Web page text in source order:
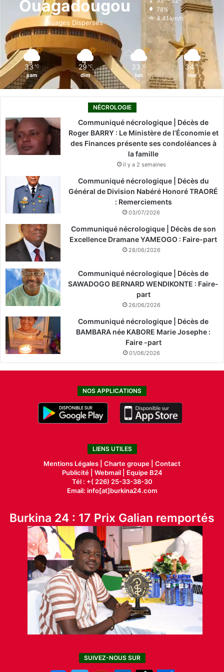
o
k
i
n
r
Ouagadougou
Nuages Dispersés
78%
4.41 km/h
33 ℃
sam
29 ℃
dim
33 ℃
lun
34 ℃
mar
NÉCROLOGIE
Communiqué nécrologique | Décès de
Roger BARRY : Le Ministère de l’Économie et
des Finances présente ses condoléances à
la famille
il y a 2 semaines
Communiqué nécrologique | Décès du
Général de Division Nabéré Honoré TRAORÉ
: Remerciements
03/07/2026
Communiqué nécrologique | Décès de son
Excellence Dramane YAMEOGO : Faire-part
28/06/2026
Communiqué nécrologique | Décès de
SAWADOGO BERNARD WENDIKONTE : Faire-
part
26/06/2026
Communiqué nécrologique | Décès de
BAMBARA née KABORE Marie Josephe :
Faire -part
01/06/2026
NOS APPLICATIONS
LIENS UTILES
Mentions Légales | Charte groupe | Contact
Publicité| Webmail |
Equipe B24
Tél : +( 226) 25-33-38-30
Email: info[at]burkina24.com
Burkina 24 : 17 Prix Galian remportés
SUIVEZ-NOUS SUR